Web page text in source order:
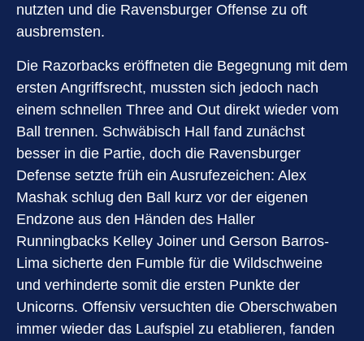
nutzten und die Ravensburger Offense zu oft
ausbremsten.
Die Razorbacks eröffneten die Begegnung mit dem
ersten Angriffsrecht, mussten sich jedoch nach
einem schnellen Three and Out direkt wieder vom
Ball trennen. Schwäbisch Hall fand zunächst
besser in die Partie, doch die Ravensburger
Defense setzte früh ein Ausrufezeichen: Alex
Mashak schlug den Ball kurz vor der eigenen
Endzone aus den Händen des Haller
Runningbacks Kelley Joiner und Gerson Barros-
Lima sicherte den Fumble für die Wildschweine
und verhinderte somit die ersten Punkte der
Unicorns. Offensiv versuchten die Oberschwaben
immer wieder das Laufspiel zu etablieren, fanden